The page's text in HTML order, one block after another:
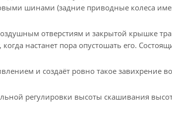
шинами (задние приводные колеса
отверстиям и закрытой крышке
настанет пора опустошать его.
и создаёт ровно такое завихрение
регулировки высоты скашивания